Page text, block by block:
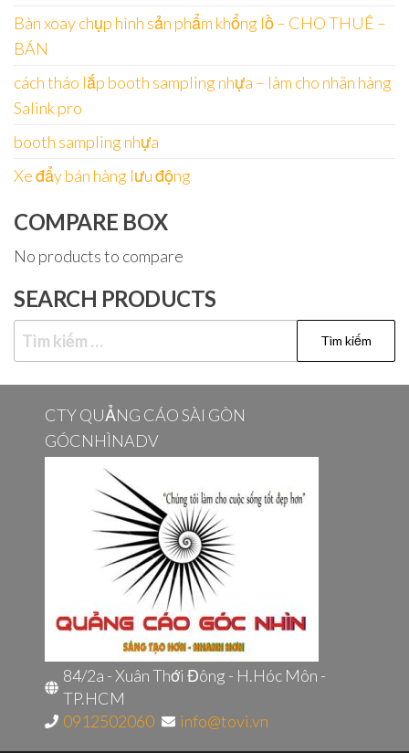
Bàn xoay chụp hình sản phẩm khổng lồ – CHO THUÊ –
BÁN
cách tháo lắp booth sampling nhựa – làm cho nhãn hàng
Salink pro
booth sampling nhựa
Xe đẩy bán hàng lưu động
COMPARE BOX
No products to compare
SEARCH PRODUCTS
Tìm
kiếm
cho:
CTY QUẢNG CÁO SÀI GÒN
GÓCNHÌNADV
84/2a - Xuân Thới Đông - H.Hóc Môn -
TP.HCM
0912502060
info@tovi.vn